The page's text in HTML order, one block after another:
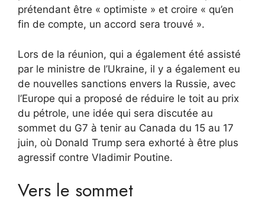
prétendant être « optimiste » et croire « qu’en
fin de compte, un accord sera trouvé ».
Lors de la réunion, qui a également été assisté
par le ministre de l’Ukraine, il y a également eu
de nouvelles sanctions envers la Russie, avec
l’Europe qui a proposé de réduire le toit au prix
du pétrole, une idée qui sera discutée au
sommet du G7 à tenir au Canada du 15 au 17
juin, où Donald Trump sera exhorté à être plus
agressif contre Vladimir Poutine.
Vers le sommet